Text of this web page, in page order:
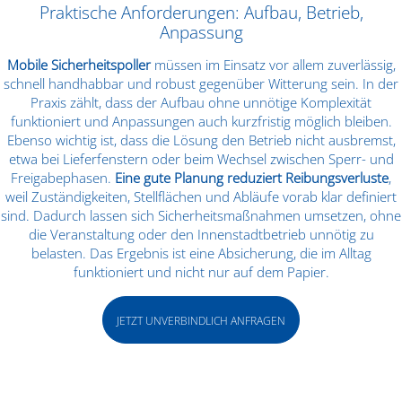
Praktische Anforderungen: Aufbau, Betrieb,
Anpassung
Mobile Sicherheitspollermüssen im Einsatz vor allem zuverlässig,
schnell handhabbar und robust gegenüber Witterung sein. In der
Praxis zählt, dass der Aufbau ohne unnötige Komplexität
funktioniert und Anpassungen auch kurzfristig möglich bleiben.
Ebenso wichtig ist, dass die Lösung den Betrieb nicht ausbremst,
etwa bei Lieferfenstern oder beim Wechsel zwischen Sperr- und
Freigabephasen. Eine gute Planung reduziert Reibungsverluste,
weil Zuständigkeiten, Stellflächen und Abläufe vorab klar definiert
sind. Dadurch lassen sich Sicherheitsmaßnahmen umsetzen, ohne
die Veranstaltung oder den Innenstadtbetrieb unnötig zu
belasten. Das Ergebnis ist eine Absicherung, die im Alltag
funktioniert und nicht nur auf dem Papier.
JETZT UNVERBINDLICH ANFRAGEN